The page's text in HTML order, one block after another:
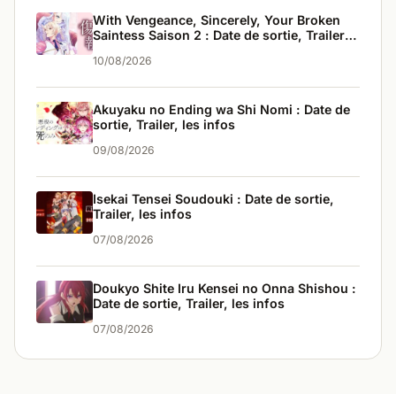
With Vengeance, Sincerely, Your Broken
Saintess Saison 2 : Date de sortie, Trailer,
10/08/2026
Akuyaku no Ending wa Shi Nomi : Date de
sortie, Trailer, les infos
09/08/2026
Isekai Tensei Soudouki : Date de sortie,
Trailer, les infos
07/08/2026
Doukyo Shite Iru Kensei no Onna Shishou :
Date de sortie, Trailer, les infos
07/08/2026